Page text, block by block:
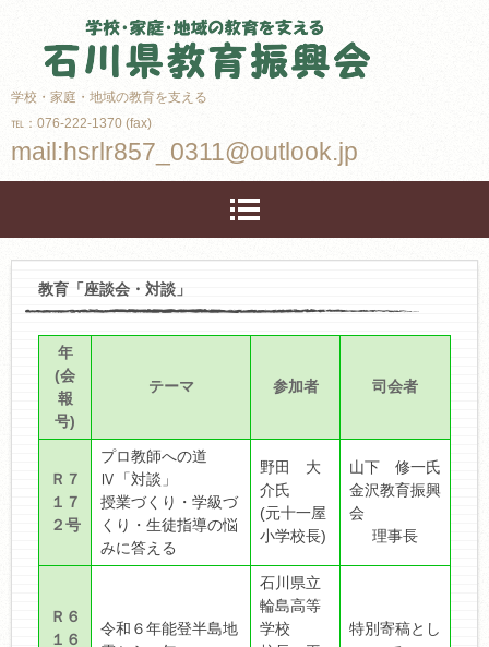
学校・家庭・地域の教育を支える
℡：076-222-1370 (fax)
mail:hsrlr857_0311@outlook.jp
教育「座談会・対談」
年
(会
報
号)
テーマ 参加者 司会者
Ｒ７
１７
２号
プロ教師への道
Ⅳ「対談」
授業づくり・学級づ
くり・生徒指導の悩
みに答える
野田 大
介氏
(元十一屋
小学校長)
山下 修一氏
金沢教育振興
会
理事長
Ｒ６
１６
令和６年能登半島地
石川県立
輪島高等
学校
特別寄稿とし